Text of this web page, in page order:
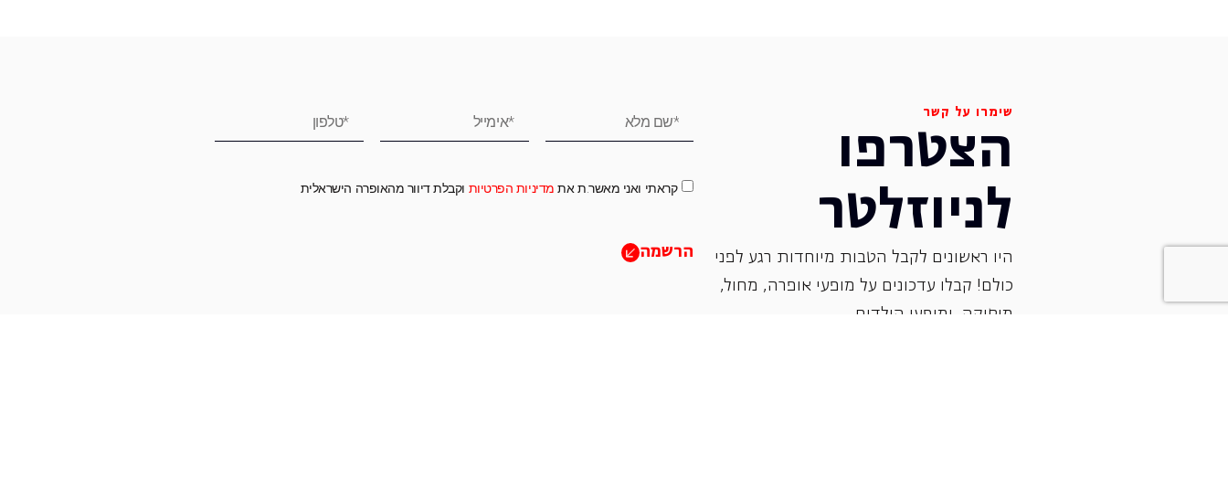
שימרו על קשר
הצטרפו
לניוזלטר
היו ראשונים לקבל הטבות מיוחדות רגע לפני
כולם! קבלו עדכונים על מופעי אופרה, ‏מחול,
‏מוסיקה, ומופעי הילדים.
קראתי ואני מאשר.ת את מדיניות הפרטיות וקבלת דיוור מהאופרה הישראלית
הרשמה